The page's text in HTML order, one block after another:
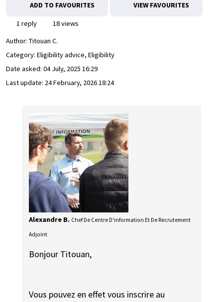
ADD TO FAVOURITES VIEW FAVOURITES
1 reply
18 views
Author: Titouan C.
Category: Eligibility advice, Eligibility
Date asked: 04 July, 2025 16:29
Last update: 24 February, 2026 18:24
Alexandre B. Chef De Centre D'information Et De Recrutement
Adjoint
Bonjour Titouan,
Vous pouvez en effet vous inscrire au